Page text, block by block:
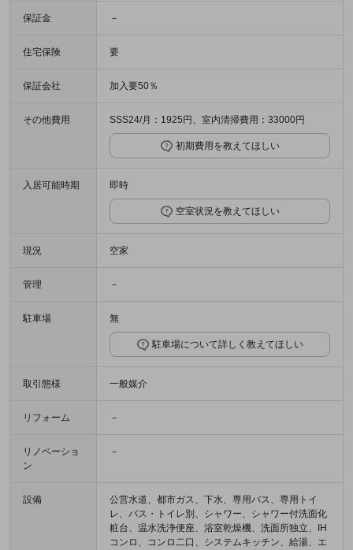
保証金 －
住宅保険 要
保証会社 加入要50％
その他費用 SSS24/月：1925円、室内清掃費用：33000円
初期費用を教えてほしい
入居可能時期 即時
空室状況を教えてほしい
現況 空家
管理 －
駐車場 無
駐車場について詳しく教えてほしい
取引態様 一般媒介
リフォーム －
リノベーショ
ン
－
設備
公営水道、都市ガス、下水、専用バス、専用トイ
レ、バス・トイレ別、シャワー、シャワー付洗面化
粧台、温水洗浄便座、浴室乾燥機、洗面所独立、IH
コンロ、コンロ二口、システムキッチン、給湯、エ